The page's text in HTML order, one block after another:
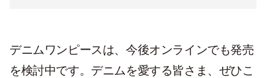
デニムワンピースは、今後オンラインでも発売
を検討中です。デニムを愛する皆さま、ぜひこ